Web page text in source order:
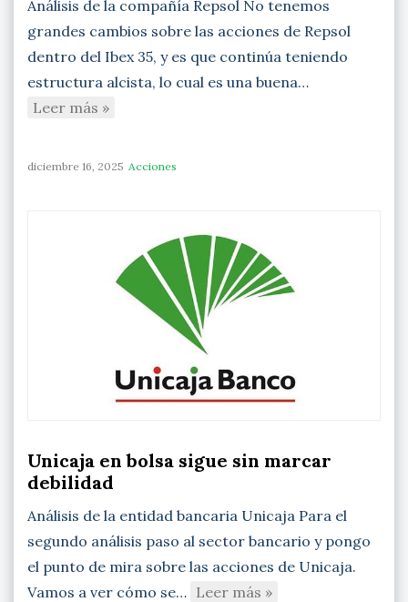
Análisis de la compañía Repsol No tenemos
grandes cambios sobre las acciones de Repsol
dentro del Ibex 35, y es que continúa teniendo
estructura alcista, lo cual es una buena…
Leer más »
diciembre 16, 2025 Acciones
Unicaja en bolsa sigue sin marcar
debilidad
Análisis de la entidad bancaria Unicaja Para el
segundo análisis paso al sector bancario y pongo
el punto de mira sobre las acciones de Unicaja.
Vamos a ver cómo se… Leer más »